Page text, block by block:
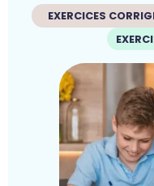
EXERCICES